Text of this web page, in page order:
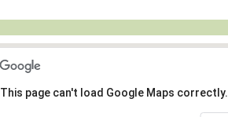
This page can't load Google Maps correctly.